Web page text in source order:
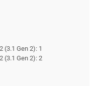
(3.1 Gen 2): 1
(3.1 Gen 2): 2